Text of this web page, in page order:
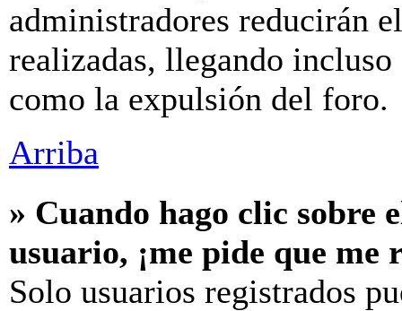
administradores reducirán
realizadas, llegando
como la expulsión del foro.
Arriba
» Cuando hago clic sobre
usuario, ¡me pide que me
Solo usuarios registrados